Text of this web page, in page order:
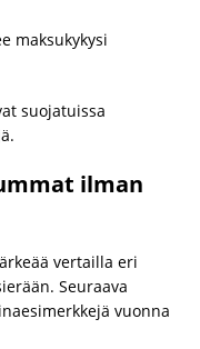
maksukykysi
suojatuissa
ilman
vertailla eri
Seuraava
vuonna